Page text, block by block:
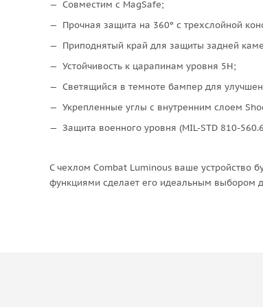
Совместим с MagSafe;
Прочная защита на 360º с трехслойной
Приподнятый край для защиты задней
Устойчивость к царапинам уровня 5H;
Cветящийся в темноте бампер для
Укрепленные углы с внутренним слоем
Защита военного уровня (MIL-STD 810-
С чехлом Combat Luminous ваше устройство
функциями сделает его идеальным выбором